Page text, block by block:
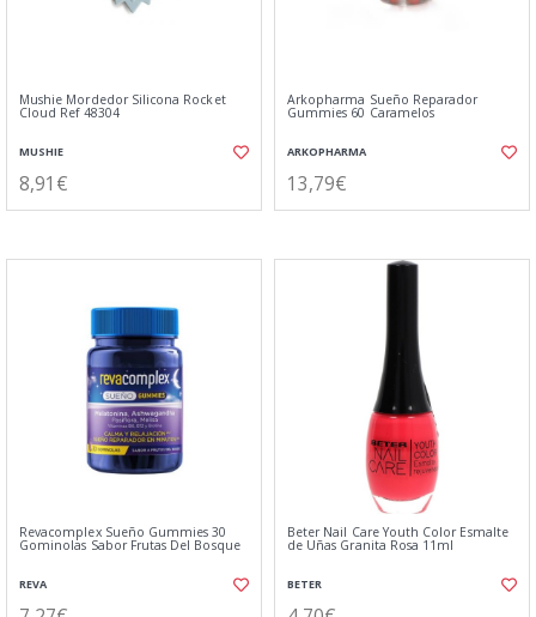
Mushie Mordedor Silicona Rocket
Cloud Ref 48304
MUSHIE
8,91€
Arkopharma Sueño Reparador
Gummies 60 Caramelos
ARKOPHARMA
13,79€
Revacomplex Sueño Gummies 30
Gominolas Sabor Frutas Del Bosque
REVA
Beter Nail Care Youth Color Esmalte
de Uñas Granita Rosa 11ml
BETER